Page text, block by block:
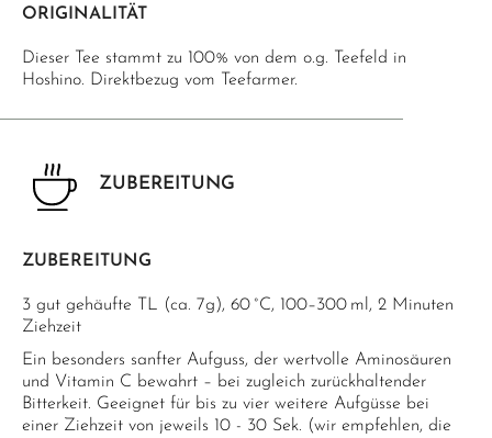
ORIGINALITÄT
Dieser Tee stammt zu 100% von dem o.g. Teefeld in
Hoshino. Direktbezug vom Teefarmer.
ZUBEREITUNG
ZUBEREITUNG
3 gut gehäufte TL (ca. 7g), 60 °C, 100–300 ml, 2 Minuten
Ziehzeit
Ein besonders sanfter Aufguss, der wertvolle Aminosäuren
und Vitamin C bewahrt – bei zugleich zurückhaltender
Bitterkeit. Geeignet für bis zu vier weitere Aufgüsse bei
einer Ziehzeit von jeweils 10 - 30 Sek. (wir empfehlen, die